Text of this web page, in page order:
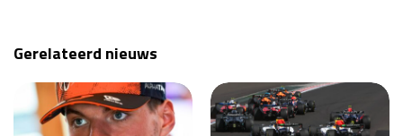
Gerelateerd nieuws